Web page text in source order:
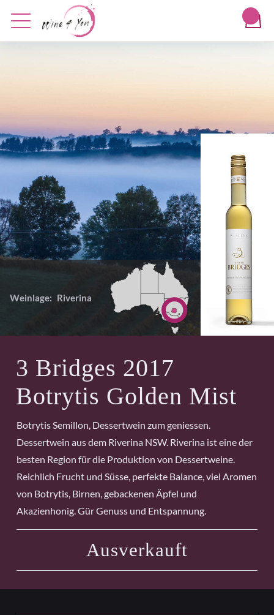
Weinlage: Riverina
3 Bridges 2017
Botrytis Golden Mist
Botrytis Semillon, Dessertwein zum geniessen.
Dessertwein aus dem Riverina NSW. Riverina ist eine der
besten Region für die Produktion von Dessertweine.
Reichlich Frucht und Süsse, perfekte Balance, viel Aromen
von Botrytis, Birnen, gebackenen Äpfel und
Akazienhonig. Gür Genuss und Entspannung.
Ausverkauft